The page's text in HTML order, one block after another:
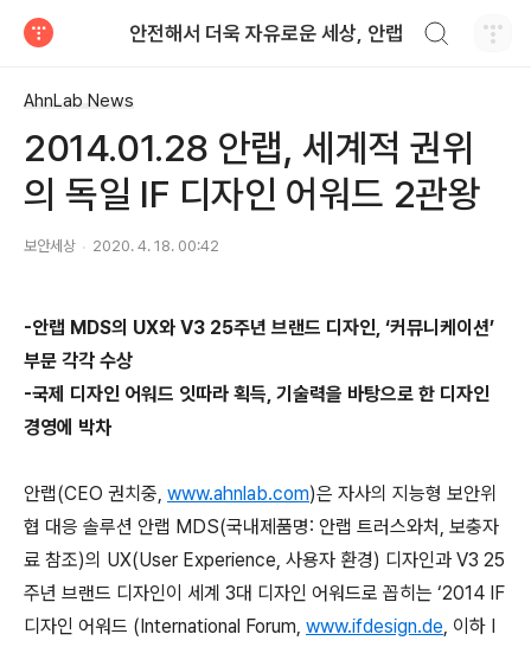
안전해서 더욱 자유로운 세상, 안랩
AhnLab News
2014.01.28 안랩, 세계적 권위
의 독일 IF 디자인 어워드 2관왕
보안세상 2020. 4. 18. 00:42
-안랩 MDS의 UX와 V3 25주년 브랜드 디자인, ‘커뮤니케이션’
부문 각각 수상
-국제 디자인 어워드 잇따라 획득, 기술력을 바탕으로 한 디자인
경영에 박차
안랩(CEO 권치중, www.ahnlab.com)은 자사의 지능형 보안위
협 대응 솔루션 안랩 MDS(국내제품명: 안랩 트러스와처, 보충자
료 참조)의 UX(User Experience, 사용자 환경) 디자인과 V3 25
주년 브랜드 디자인이 세계 3대 디자인 어워드로 꼽히는 ‘2014 IF
디자인 어워드 (International Forum, www.ifdesign.de, 이하 I